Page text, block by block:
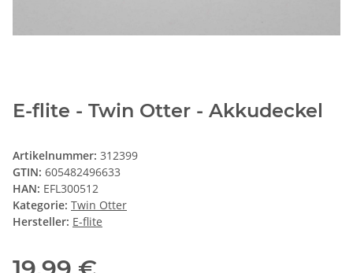
E-flite - Twin Otter - Akkudeckel
Artikelnummer: 312399
GTIN: 605482496633
HAN: EFL300512
Kategorie: Twin Otter
Hersteller: E-flite